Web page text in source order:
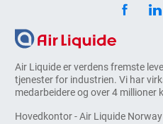
Air Liquide er verdens fremste
tjenester for industrien. Vi har
medarbeidere og over 4 millioner
Hovedkontor - Air Liquide Norway